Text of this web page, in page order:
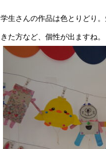
学生さんの作品は色とりどり
きた方など、個性が出ますね。